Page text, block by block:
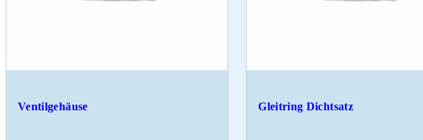
Ventilgehäuse Gleitring Dichtsatz